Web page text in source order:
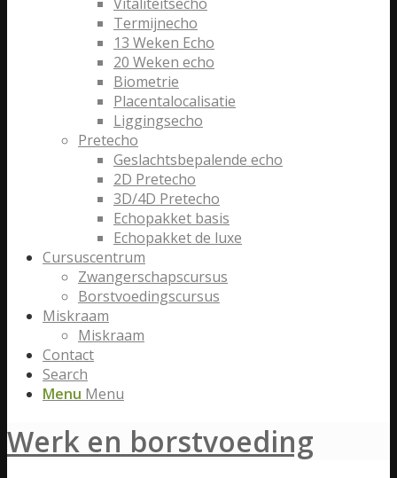
Termijnecho
13 Weken Echo
20 Weken echo
Biometrie
Placentalocalisatie
Liggingsecho
Pretecho
Geslachtsbepalende echo
2D Pretecho
3D/4D Pretecho
Echopakket basis
Echopakket de luxe
Cursuscentrum
Zwangerschapscursus
Borstvoedingscursus
Miskraam
Miskraam
Contact
Search
Menu Menu
Werk en borstvoeding